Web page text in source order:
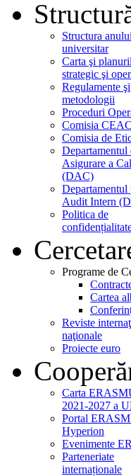
Structura anului
universitar
Carta şi
strategic şi
Regulamente şi
metodologii
Proceduri
Comisia CEAC
Comisia de
Departamentul
Asigurare a
(DAC)
Departamentul
Audit Intern
Politica de
Programe de
Cartea
Reviste
naţionale
Proiecte euro
Carta
2021-2027 a
Portal
Hyperion
Evenimente
Parteneriate
internaționale